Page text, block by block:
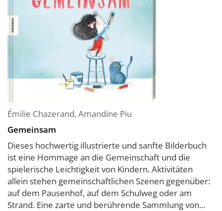
Émilie Chazerand, Amandine Piu
Gemeinsam
Dieses hochwertig illustrierte und sanfte Bilderbuch
ist eine Hommage an die Gemeinschaft und die
spielerische Leichtigkeit von Kindern. Aktivitäten
allein stehen gemeinschaftlichen Szenen gegenüber:
auf dem Pausenhof, auf dem Schulweg oder am
Strand. Eine zarte und berührende Sammlung von...